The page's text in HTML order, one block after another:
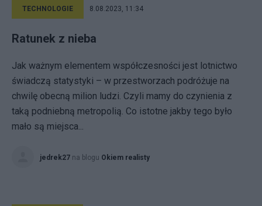
TECHNOLOGIE 8.08.2023, 11:34
Ratunek z nieba
Jak ważnym elementem współczesności jest lotnictwo
świadczą statystyki – w przestworzach podróżuje na
chwilę obecną milion ludzi. Czyli mamy do czynienia z
taką podniebną metropolią. Co istotne jakby tego było
mało są miejsca...
jedrek27 na blogu Okiem realisty